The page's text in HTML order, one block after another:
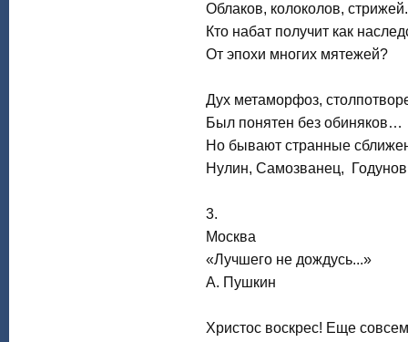
Облаков, колоколов, стрижей.
Кто набат получит как
От эпохи многих мятежей?
Дух метаморфоз,
Был понятен без обиняков…
Но бывают странные
Нулин, Самозванец,
3.
Москва
«Лучшего не дождусь...»
А. Пушкин
Христос воскрес! Еще